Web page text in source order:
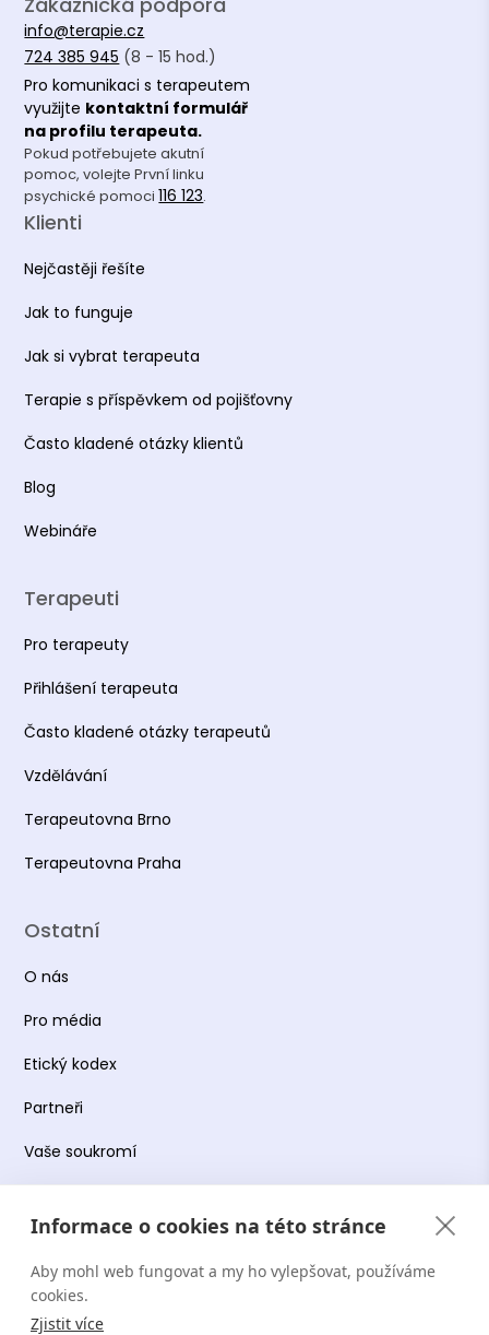
Informace o cookies na této stránce
Aby mohl web fungovat a my ho vylepšovat, používáme
cookies.
Zjistit více
info@terapie.cz
724 385 945 (8 - 15 hod.)
Pro komunikaci s terapeutem
využijte kontaktní formulář
na profilu terapeuta.
Pokud potřebujete akutní
pomoc, volejte První linku
psychické pomoci116 123.
Klienti
Nejčastěji řešíte
Jak to funguje
Jak si vybrat terapeuta
Terapie s příspěvkem od pojišťovny
Často kladené otázky klientů
Blog
Webináře
Terapeuti
Pro terapeuty
Přihlášení terapeuta
Často kladené otázky terapeutů
Vzdělávání
Terapeutovna Brno
Terapeutovna Praha
Ostatní
O nás
Pro média
Etický kodex
Partneři
Vaše soukromí
Obchodní podmínky
Podmínky používání platformy